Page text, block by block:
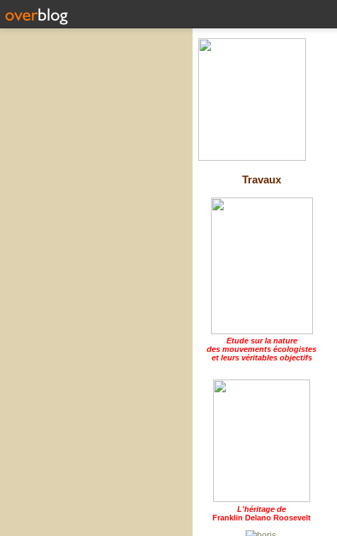
Travaux
Etude sur la nature
des mouvements écologistes
et leurs véritables objectifs
L'héritage de
Franklin Delano Roosevelt